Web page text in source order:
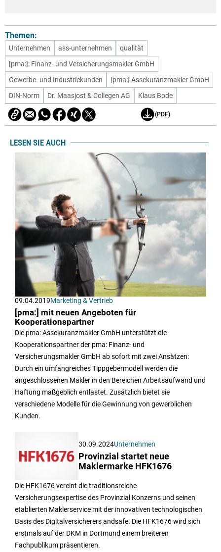
Themen:
Unternehmen ass-unternehmen
qualität
[pma:]: Finanz- und Versicherungsmakler GmbH
Gewerbe- und Industriekunden
[pma:] Assekuranzmakler GmbH
DIN-Norm
Dr. Maasjost & Collegen AG Klaus Bode
(PDF)
LESEN SIE AUCH
09.04.2019Marketing & Vertrieb
[pma:] mit neuen Angeboten für
Kooperationspartner
Die pma: Assekuranzmakler GmbH unterstützt die
Kooperationspartner der pma: Finanz- und
Versicherungsmakler GmbH ab sofort mit zwei Ansätzen:
Durch ein umfangreiches Tippgebermodell werden die
angeschlossenen Makler in den Bereichen Arbeitsaufwand und
Haftung maßgeblich entlastet. Zusätzlich bietet sie
verschiedene Modelle für die Gewinnung von gewerblichen
Kunden.
30.09.2024Unternehmen
Provinzial startet neue
Maklermarke HFK1676
Die HFK1676 vereint die traditionsreiche
Versicherungsexpertise des Provinzial Konzerns und seinen
etablierten Maklerservice mit der innovativen technologischen
Basis des Digitalversicherers andsafe. Die HFK1676 wird sich
erstmals auf der DKM in Dortmund einem breiteren
Fachpublikum präsentieren.